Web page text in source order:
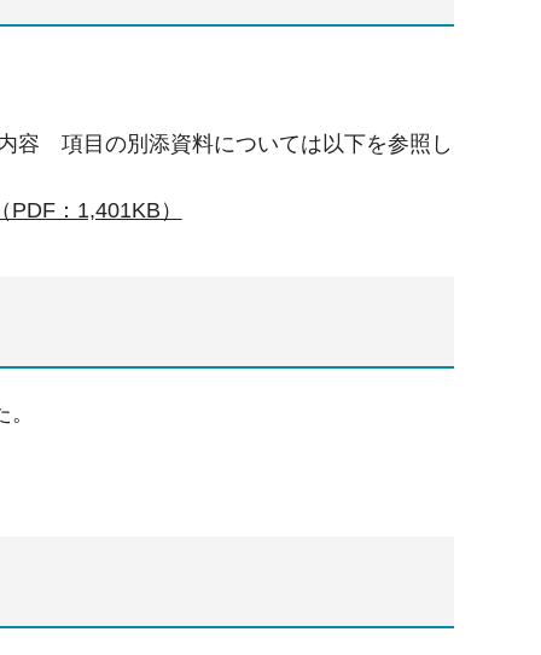
容 項目の別添資料については以下を参照し
：1,401KB）